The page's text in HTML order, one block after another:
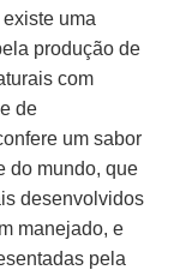
uma
produção de
com
de
um sabor
do mundo, que
desenvolvidos
manejado, e
pela